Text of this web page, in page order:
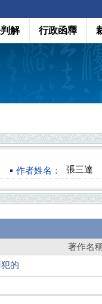
解 行政函釋
作者姓名： 張三達
著作名
的